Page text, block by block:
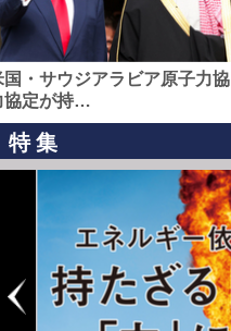
国・サウジアラビア原子力協
協定が持…
特集